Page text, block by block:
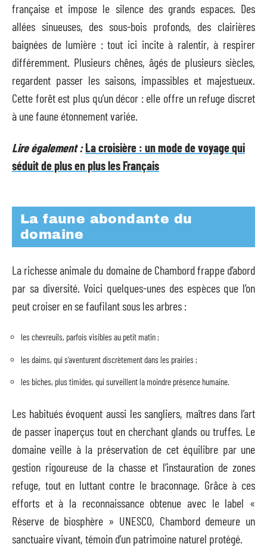
française et impose le silence des grands espaces. Des
allées sinueuses, des sous-bois profonds, des clairières
baignées de lumière : tout ici incite à ralentir, à respirer
différemment. Plusieurs chênes, âgés de plusieurs siècles,
regardent passer les saisons, impassibles et majestueux.
Cette forêt est plus qu’un décor : elle offre un refuge discret
à une faune étonnement variée.
Lire également :La croisière : un mode de voyage qui
séduit de plus en plus les Français
La faune abondante du
domaine
La richesse animale du domaine de Chambord frappe d’abord
par sa diversité. Voici quelques-unes des espèces que l’on
peut croiser en se faufilant sous les arbres :
les chevreuils, parfois visibles au petit matin ;
les daims, qui s’aventurent discrètement dans les prairies ;
les biches, plus timides, qui surveillent la moindre présence humaine.
Les habitués évoquent aussi les sangliers, maîtres dans l’art
de passer inaperçus tout en cherchant glands ou truffes. Le
domaine veille à la préservation de cet équilibre par une
gestion rigoureuse de la chasse et l’instauration de zones
refuge, tout en luttant contre le braconnage. Grâce à ces
efforts et à la reconnaissance obtenue avec le label «
Réserve de biosphère » UNESCO, Chambord demeure un
sanctuaire vivant, témoin d’un patrimoine naturel protégé.